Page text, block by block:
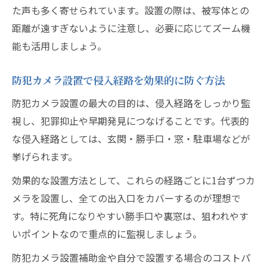
た声も多く寄せられています。設置の際は、被写体との
距離が遠すぎないように注意し、必要に応じてズーム機
能も活用しましょう。
防犯カメラ設置で侵入経路を効果的に防ぐ方法
防犯カメラ設置の最大の目的は、侵入経路をしっかり監
視し、犯罪抑止や早期発見につなげることです。代表的
な侵入経路としては、玄関・勝手口・窓・駐車場などが
挙げられます。
効果的な設置方法として、これらの経路ごとに1台ずつカ
メラを設置し、全ての出入口をカバーするのが理想で
す。特に死角になりやすい勝手口や裏窓は、狙われやす
いポイントなので重点的に監視しましょう。
防犯カメラ設置補助金や自分で設置する場合のコストパ